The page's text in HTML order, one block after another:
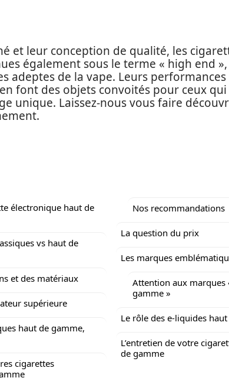
et leur conception de qualité, les
également sous le terme « high end
adeptes de la vape. Leurs
font des objets convoités pour ceux
unique. Laissez-nous vous faire
électronique haut de
vs haut de
et des matériaux
supérieure
haut de gamme,
cigarettes
Nos recommandations
La question du prix
Les marques
Attention aux marques
gamme »
Le rôle des e-liquides
L’entretien de votre
de gamme